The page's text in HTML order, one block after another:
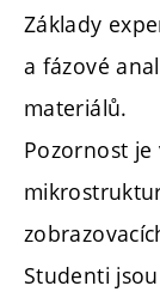
Základy
a fázové
materiálů.
Pozornost
Studenti